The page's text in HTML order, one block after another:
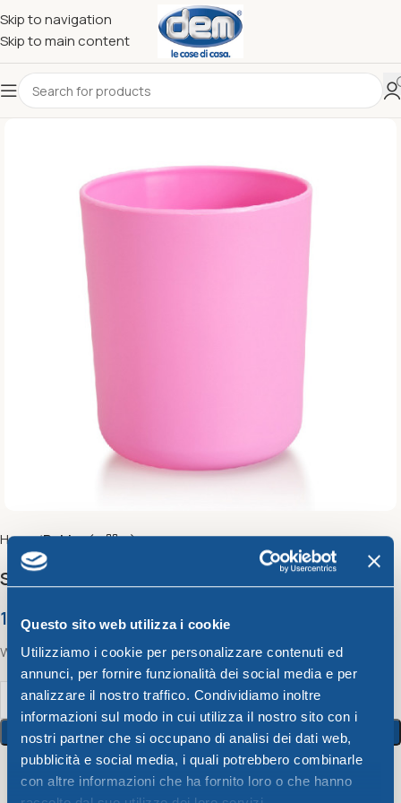
Questo sito web utilizza i cookie
Utilizziamo i cookie per personalizzare contenuti ed
annunci, per fornire funzionalità dei social media e per
analizzare il nostro traffico. Condividiamo inoltre
informazioni sul modo in cui utilizza il nostro sito con i
nostri partner che si occupano di analisi dei dati web,
pubblicità e social media, i quali potrebbero combinarle
con altre informazioni che ha fornito loro o che hanno
Skip to navigation
Skip to main content
Home Bahia
Small water glass cc.250
1,07€
Water glass, assorted colors: fuchsia, lilac, lime and orange
Add To Cart
18 People watching this product now!